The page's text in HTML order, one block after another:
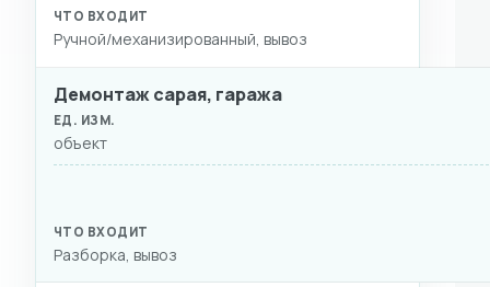
Ручной/механизированный, вывоз
Демонтаж сарая, гаража
объект
Разборка, вывоз